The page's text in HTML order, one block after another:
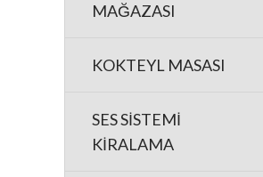
MAĞAZASI
KOKTEYL MASASI
SES SİSTEMİ
KİRALAMA